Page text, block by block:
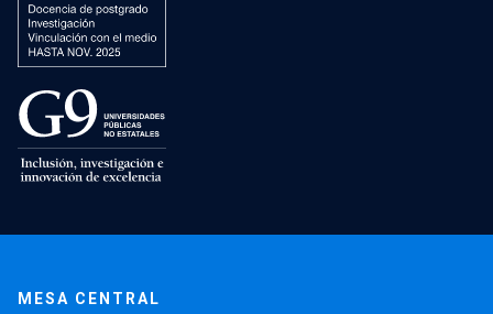
MESA CENTRAL